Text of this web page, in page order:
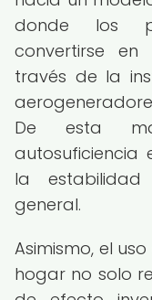
donde los
convertirse
través de la
De esta
autosuficiencia
la
general.
Asimismo, el
hogar no solo